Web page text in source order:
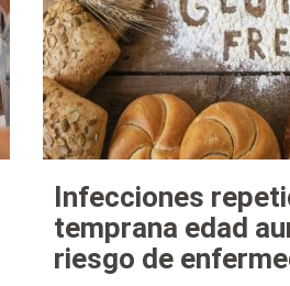
Infecciones
temprana edad
riesgo de